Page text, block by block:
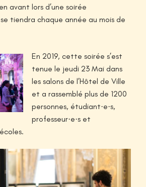
avant lors d’une soirée
tiendra chaque année au mois de
En 2019, cette soirée s’est
tenue le jeudi 23 Mai dans
les salons de l’Hôtel de Ville
et a rassemblé plus de 1200
personnes, étudiant·e·s,
professeur·e·s et